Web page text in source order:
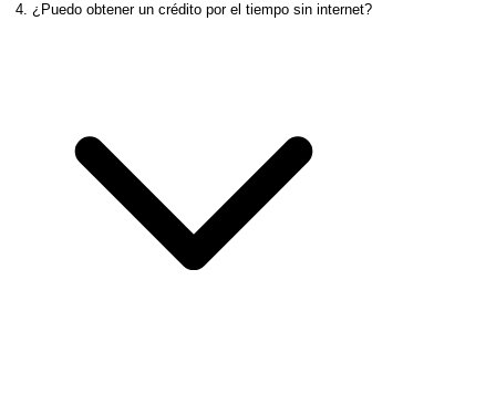
4. ¿Puedo obtener un crédito por el tiempo sin internet?